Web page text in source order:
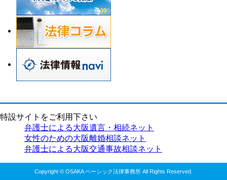
特設サイトをご利用下さい
弁護士による大阪遺言・相続ネット
女性のための大阪離婚相談ネット
弁護士による大阪交通事故相談ネット
Copyright © OSAKA ベーシック法律事務所 All Rights Reserved.